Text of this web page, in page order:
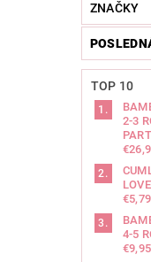
ZNAČKY
TOP 10
2-3
€5,79
4-5
€9,95